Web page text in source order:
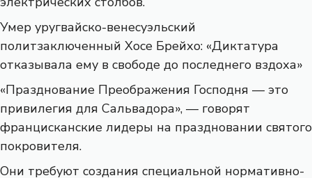
Умер уругвайско-венесуэльский
политзаключенный Хосе Брейхо: «Диктатура
отказывала ему в свободе до последнего вздоха»
«Празднование Преображения Господня — это
привилегия для Сальвадора», — говорят
францисканские лидеры на праздновании святого
покровителя.
Они требуют создания специальной нормативно-